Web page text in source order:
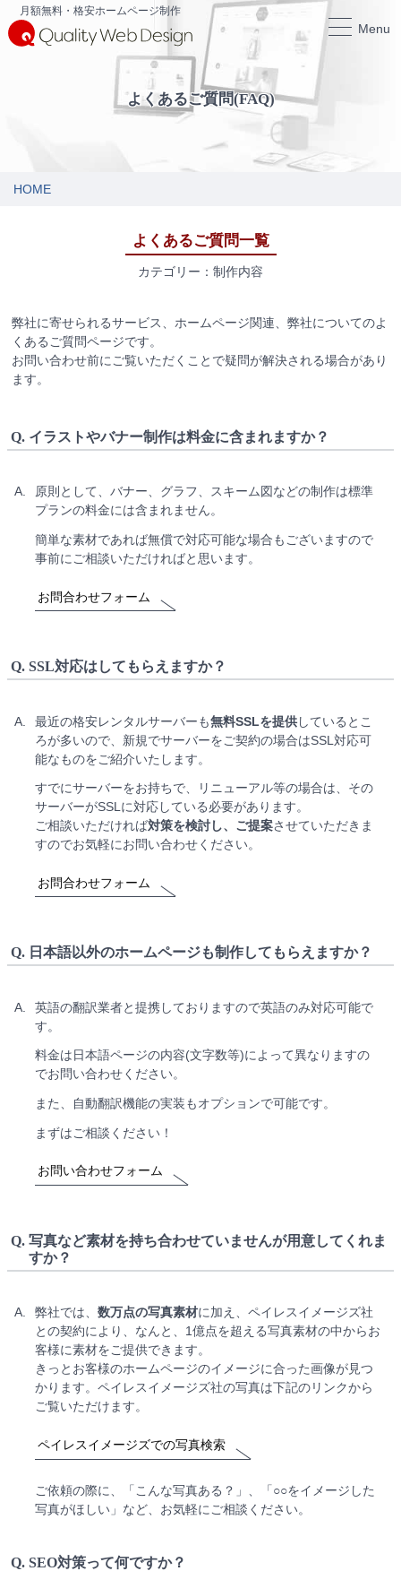
月額無料・格安ホームページ制作
Menu
よくあるご質問(FAQ)
HOME
よくあるご質問一覧
カテゴリー：制作内容
弊社に寄せられるサービス、ホームページ関連、弊社についてのよ
くあるご質問ページです。
お問い合わせ前にご覧いただくことで疑問が解決される場合があり
ます。
Q. イラストやバナー制作は料金に含まれますか？
A.
原則として、バナー、グラフ、スキーム図などの制作は標準
プランの料金には含まれません。
簡単な素材であれば無償で対応可能な場合もございますので
事前にご相談いただければと思います。
お問合わせフォーム
Q. SSL対応はしてもらえますか？
A. 最近の格安レンタルサーバーも無料SSLを提供しているとこ
ろが多いので、新規でサーバーをご契約の場合はSSL対応可
能なものをご紹介いたします。
すでにサーバーをお持ちで、リニューアル等の場合は、その
サーバーがSSLに対応している必要があります。
ご相談いただければ対策を検討し、ご提案させていただきま
すのでお気軽にお問い合わせください。
お問合わせフォーム
Q. 日本語以外のホームページも制作してもらえますか？
A.
英語の翻訳業者と提携しておりますので英語のみ対応可能で
す。
料金は日本語ページの内容(文字数等)によって異なりますの
でお問い合わせください。
また、自動翻訳機能の実装もオプションで可能です。
まずはご相談ください！
お問い合わせフォーム
Q. 写真など素材を持ち合わせていませんが用意してくれま
すか？
A. 弊社では、 数万点の写真素材に加え、ペイレスイメージズ社
との契約により、なんと、1億点を超える写真素材の中からお
客様に素材をご提供できます。
きっとお客様のホームページのイメージに合った画像が見つ
かります。ペイレスイメージズ社の写真は下記のリンクから
ご覧いただけます。
ペイレスイメージズでの写真検索
ご依頼の際に、「こんな写真ある？」、「○○をイメージした
写真がほしい」など、お気軽にご相談ください。
Q. SEO対策って何ですか？